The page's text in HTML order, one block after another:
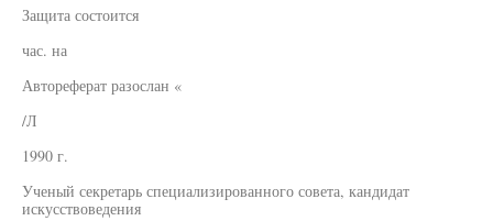
Защита состоится
час. на
Автореферат разослан «
/Л
1990 г.
Ученый секретарь специализированного совета, кандидат
искусствоведения